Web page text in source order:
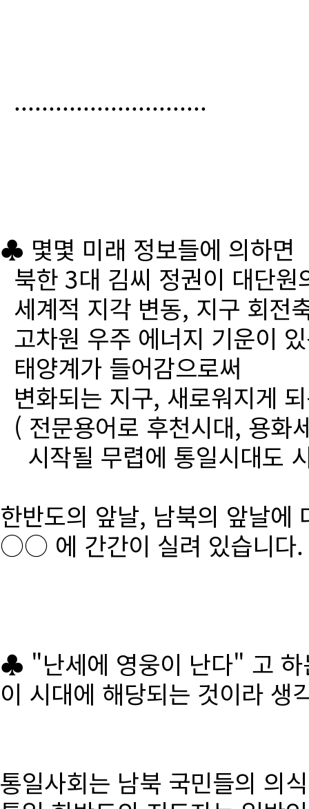
............................
♣ 몇몇 미래 정보들에 의하면
북한 3대 김씨 정권이 대단
세계적 지각 변동, 지구 회전
고차원 우주 에너지 기운이
태양계가 들어감으로써
변화되는 지구, 새로워지게
( 전문용어로 후천시대, 용화
시작될 무렵에 통일시대도
한반도의 앞날, 남북의 앞날에
○○ 에 간간이 실려 있습니다.
♣ "난세에 영웅이 난다" 고 하
이 시대에 해당되는 것이라 생
통일사회는 남북 국민들의 의